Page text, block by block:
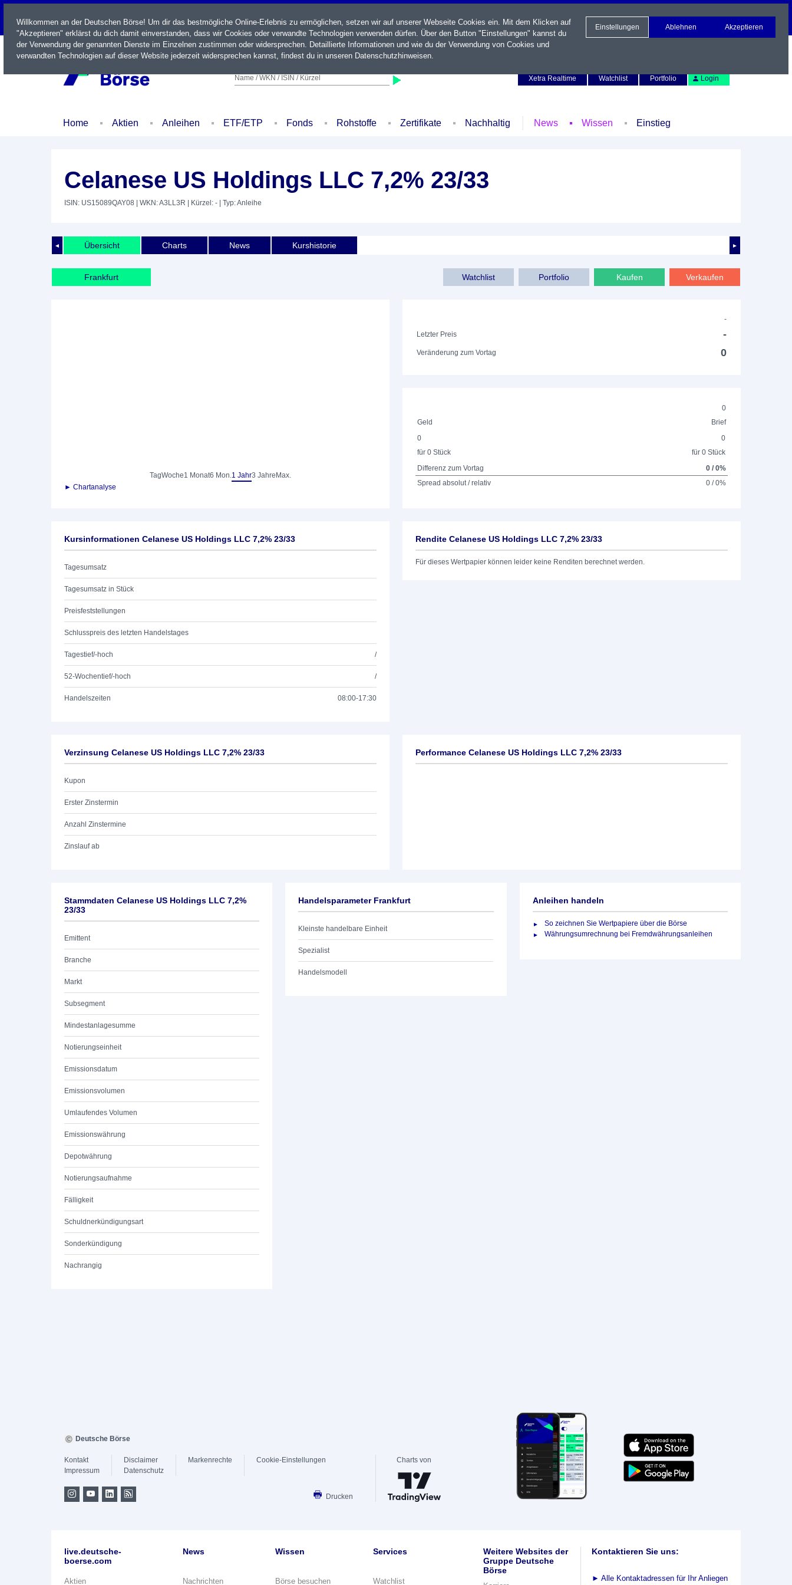
LIVE
Name / WKN / ISIN / Kürzel
Xetra Realtime
Watchlist Portfolio Login
Home Aktien Anleihen ETF/ETP Fonds Rohstoffe Zertifikate Nachhaltig News Wissen Einstieg
Celanese US Holdings LLC 7,2% 23/33
ISIN: US15089QAY08 | WKN: A3LL3R | Kürzel: - | Typ: Anleihe
◄ ►
Übersicht Charts News Kurshistorie
Frankfurt Verkaufen
Kaufen
Portfolio
Watchlist
TagWoche1 Monat6 Mon.1 Jahr3 Jahre Max.
► Chartanalyse
-
Letzter Preis
-
Veränderung zum Vortag 0
0
Geld
Brief
0
für 0 Stück
0
für 0 Stück
Differenz zum Vortag
0 / 0%
Spread absolut / relativ
0 / 0%
Kursinformationen Celanese US Holdings LLC 7,2% 23/33
Tagesumsatz
Tagesumsatz in Stück
Preisfeststellungen
Schlusspreis des letzten Handelstages
Tagestief/-hoch /
52-Wochentief/-hoch /
Handelszeiten 08:00-17:30
Rendite Celanese US Holdings LLC 7,2% 23/33
Für dieses Wertpapier können leider keine Renditen berechnet werden.
Verzinsung Celanese US Holdings LLC 7,2% 23/33
Kupon
Erster Zinstermin
Anzahl Zinstermine
Zinslauf ab
Performance Celanese US Holdings LLC 7,2% 23/33
Stammdaten Celanese US Holdings LLC 7,2%
23/33
Emittent
Branche
Markt
Subsegment
Mindestanlagesumme
Notierungseinheit
Emissionsdatum
Emissionsvolumen
Umlaufendes Volumen
Emissionswährung
Depotwährung
Notierungsaufnahme
Fälligkeit
Schuldnerkündigungsart
Sonderkündigung
Nachrangig
Handelsparameter Frankfurt
Kleinste handelbare Einheit
Spezialist
Handelsmodell
Anleihen handeln
So zeichnen Sie Wertpapiere über die Börse
Währungsumrechnung bei Fremdwährungsanleihen
Willkommen an der Deutschen Börse! Um dir das bestmögliche Online-Erlebnis zu ermöglichen, setzen wir auf unserer Webseite Cookies ein. Mit dem Klicken auf
"Akzeptieren" erklärst du dich damit einverstanden, dass wir Cookies oder verwandte Technologien verwenden dürfen. Über den Button "Einstellungen" kannst du
der Verwendung der genannten Dienste im Einzelnen zustimmen oder widersprechen. Detaillierte Informationen und wie du der Verwendung von Cookies und
verwandten Technologien auf dieser Website jederzeit widersprechen kannst, findest du in unseren Datenschutzhinweisen.
Einstellungen Ablehnen Akzeptieren
Deutsche Börse
Kontakt
Impressum
Disclaimer
Datenschutz
Markenrechte Cookie-Einstellungen
Drucken
Charts von
live.deutsche-
boerse.com
Aktien
News
Nachrichten
Wissen
Börse besuchen
Services
Watchlist
Weitere Websites der
Gruppe Deutsche
Börse
Kontaktieren Sie uns:
► Alle Kontaktadressen für Ihr Anliegen